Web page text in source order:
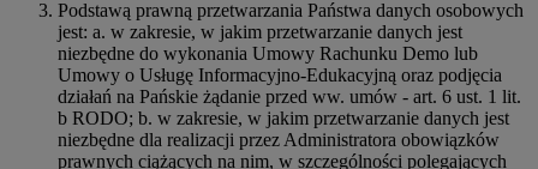
Podstawą prawną przetwarzania Państwa danych osobowych
jest: a. w zakresie, w jakim przetwarzanie danych jest
niezbędne do wykonania Umowy Rachunku Demo lub
Umowy o Usługę Informacyjno-Edukacyjną oraz podjęcia
działań na Pańskie żądanie przed ww. umów - art. 6 ust. 1 lit.
b RODO; b. w zakresie, w jakim przetwarzanie danych jest
niezbędne dla realizacji przez Administratora obowiązków
prawnych ciążących na nim, w szczególności polegających